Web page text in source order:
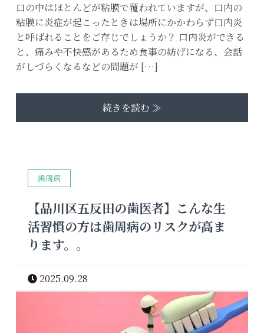
口の中はほとんどが粘膜で覆われていますが、口内の
粘膜に炎症が起こったときは場所にかかわらず口内炎
と呼ばれることをご存じでしょうか？ 口内炎ができる
と、痛みや不快感があるため食事の妨げになる、会話
がしづらくなるなどの問題が […]
続きを読む ≫
歯周病
【品川区五反田の歯医者】こんな生
活習慣の方は歯周病のリスクが高ま
ります。。
2025.09.28